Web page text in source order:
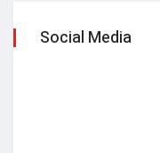
Social Media